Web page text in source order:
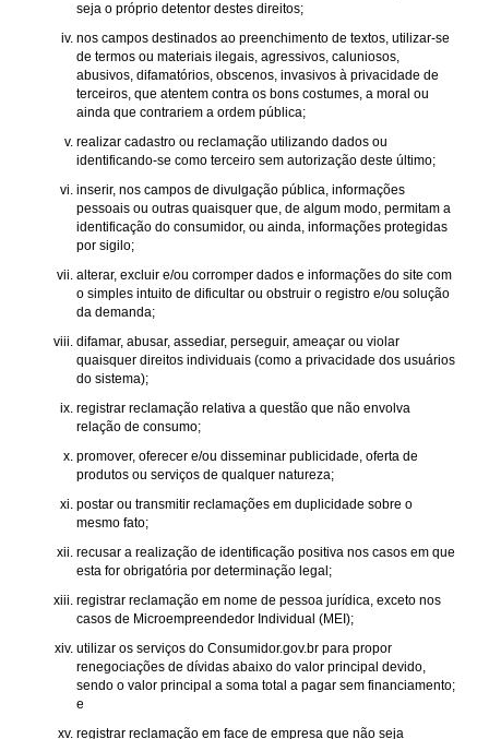
seja o próprio detentor destes direitos;
nos campos destinados ao preenchimento de textos, utilizar-se
de termos ou materiais ilegais, agressivos, caluniosos,
abusivos, difamatórios, obscenos, invasivos à privacidade de
terceiros, que atentem contra os bons costumes, a moral ou
ainda que contrariem a ordem pública;
realizar cadastro ou reclamação utilizando dados ou
identificando-se como terceiro sem autorização deste último;
inserir, nos campos de divulgação pública, informações
pessoais ou outras quaisquer que, de algum modo, permitam a
identificação do consumidor, ou ainda, informações protegidas
por sigilo;
alterar, excluir e/ou corromper dados e informações do site com
o simples intuito de dificultar ou obstruir o registro e/ou solução
da demanda;
difamar, abusar, assediar, perseguir, ameaçar ou violar
quaisquer direitos individuais (como a privacidade dos usuários
do sistema);
registrar reclamação relativa a questão que não envolva
relação de consumo;
promover, oferecer e/ou disseminar publicidade, oferta de
produtos ou serviços de qualquer natureza;
postar ou transmitir reclamações em duplicidade sobre o
mesmo fato;
recusar a realização de identificação positiva nos casos em que
esta for obrigatória por determinação legal;
registrar reclamação em nome de pessoa jurídica, exceto nos
casos de Microempreendedor Individual (MEI);
utilizar os serviços do Consumidor.gov.br para propor
renegociações de dívidas abaixo do valor principal devido,
sendo o valor principal a soma total a pagar sem financiamento;
e
registrar reclamação em face de empresa que não seja